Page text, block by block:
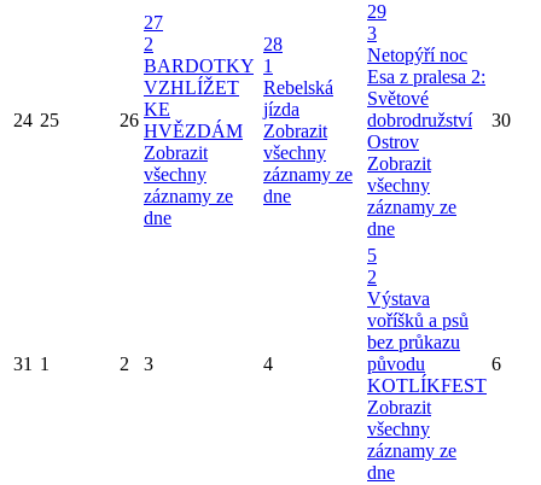
24 25 26
27
2
BARDOTKY
VZHLÍŽET
KE
HVĚZDÁM
Zobrazit
všechny
záznamy ze
dne
28
1
Rebelská
jízda
Zobrazit
všechny
záznamy ze
dne
29
3
Netopýří noc
Esa z pralesa 2:
Světové
dobrodružství
Ostrov
Zobrazit
všechny
záznamy ze
dne
30
31 1 2 3 4
5
2
Výstava
voříšků a psů
bez průkazu
původu
KOTLÍKFEST
Zobrazit
všechny
záznamy ze
dne
6